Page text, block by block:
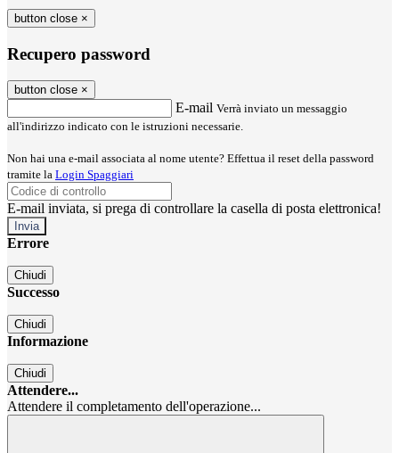
button close ×
Recupero password
button close ×
E-mail Verrà inviato un messaggio
all'indirizzo indicato con le istruzioni necessarie.
Non hai una e-mail associata al nome utente? Effettua il reset della password
tramite la Login Spaggiari
E-mail inviata, si prega di controllare la casella di posta elettronica!
Errore
Chiudi
Successo
Chiudi
Informazione
Chiudi
Attendere...
Attendere il completamento dell'operazione...